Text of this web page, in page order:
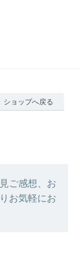
ショップへ戻る
ご感想、お
お気軽にお